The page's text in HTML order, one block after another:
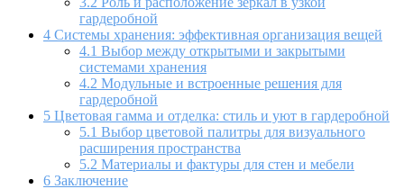
гардеробной
4 Системы хранения: эффективная организация вещей
4.1 Выбор между открытыми и закрытыми
системами хранения
4.2 Модульные и встроенные решения для
гардеробной
5 Цветовая гамма и отделка: стиль и уют в гардеробной
5.1 Выбор цветовой палитры для визуального
расширения пространства
5.2 Материалы и фактуры для стен и мебели
6 Заключение